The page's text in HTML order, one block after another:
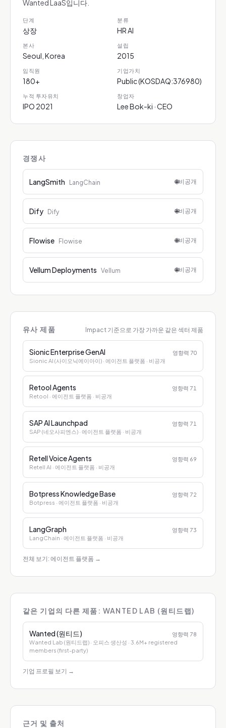
Wanted LaaS입니다.
단계
상장
분류
HR AI
본사
Seoul, Korea
설립
2015
임직원
180+
기업가치
Public (KOSDAQ:376980)
누적 투자유치
IPO 2021
창업자
Lee Bok-ki · CEO
경쟁사
LangSmith LangChain 🌐비공개
Dify Dify 🌐비공개
Flowise Flowise 🌐비공개
Vellum Deployments Vellum 🌐비공개
유사 제품 Impact 기준으로 가장 가까운 같은 섹터 제품
Sionic Enterprise GenAI 영향력 70
Sionic AI (사이오닉에이아이) · 에이전트 플랫폼 · 비공개
Retool Agents 영향력 71
Retool · 에이전트 플랫폼 · 비공개
SAP AI Launchpad 영향력 71
SAP (네오사피엔스) · 에이전트 플랫폼 · 비공개
Retell Voice Agents 영향력 69
Retell AI · 에이전트 플랫폼 · 비공개
Botpress Knowledge Base 영향력 72
Botpress · 에이전트 플랫폼 · 비공개
LangGraph 영향력 73
LangChain · 에이전트 플랫폼 · 비공개
전체 보기: 에이전트 플랫폼 →
같은 기업의 다른 제품: WANTED LAB (원티드랩)
Wanted (원티드) 영향력 78
Wanted Lab (원티드랩) · 오피스 생산성 · 3.6M+ registered
members (first-party)
기업 프로필 보기 →
근거 및 출처